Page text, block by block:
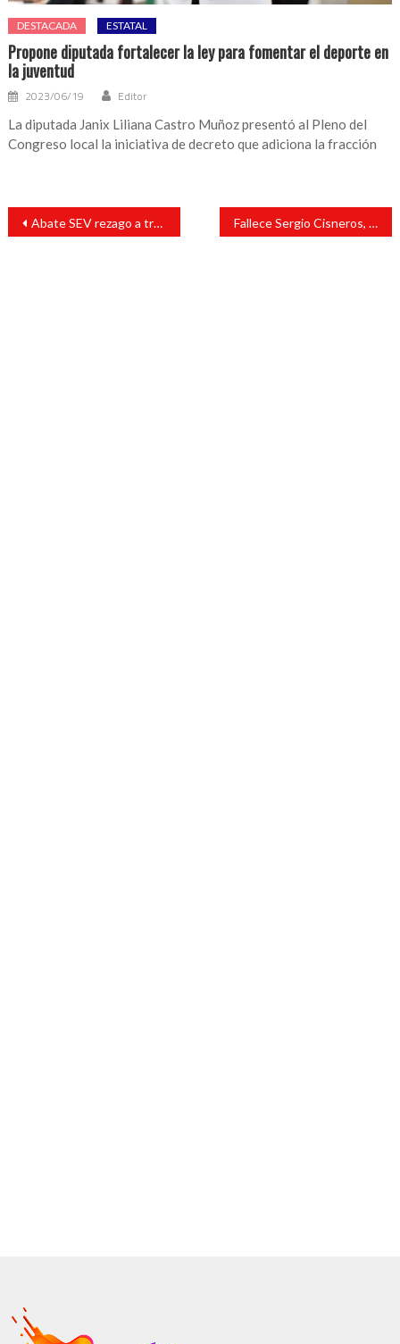
DESTACADA ESTATAL
Propone diputada fortalecer la ley para fomentar el deporte en
la juventud
2023/06/19 Editor
La diputada Janix Liliana Castro Muñoz presentó al Pleno del
Congreso local la iniciativa de decreto que adiciona la fracción
Navegación
entradas
Abate SEV rezago a través de los Centros de Educación Básica para Adultos Fallece Sergio Cisneros, extecladista de Mägo de Oz